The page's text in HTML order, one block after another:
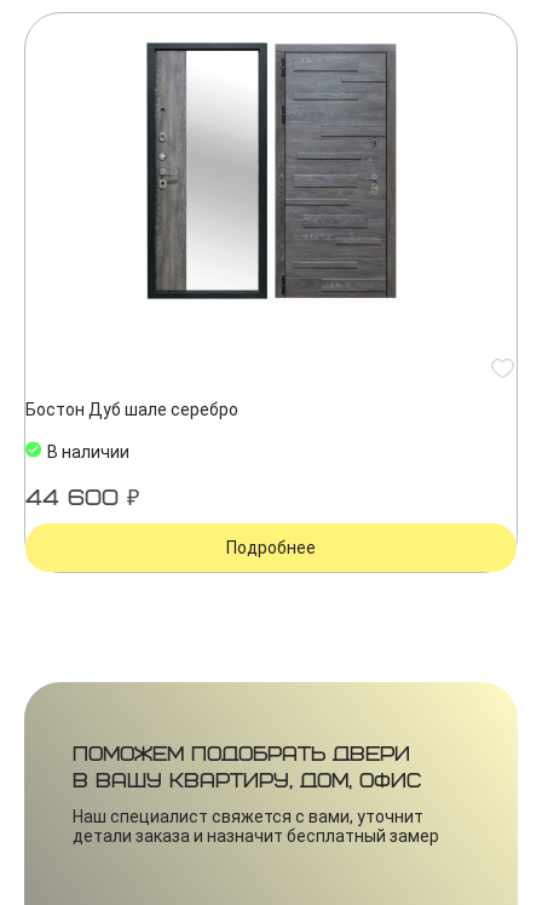
Бостон Дуб шале серебро
В наличии
44 600 ₽
Подробнее
Поможем подобрать двери
в вашу квартиру, дом, офис
Наш специалист свяжется с вами, уточнит
детали заказа и назначит бесплатный замер